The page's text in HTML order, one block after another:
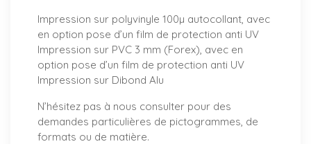
Impression sur polyvinyle 100µ autocollant, avec
en option pose d’un film de protection anti UV
Impression sur PVC 3 mm (Forex), avec en
option pose d’un film de protection anti UV
Impression sur Dibond Alu
N’hésitez pas à nous consulter pour des
demandes particulières de pictogrammes, de
formats ou de matière.